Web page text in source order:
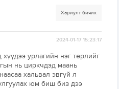
Хариулт бичих
2024-01-17 15:23:17
урлагийн нэг төрлийг
нь циркчдэд маань
хальвал эвгүй л
юм биш биз дээ